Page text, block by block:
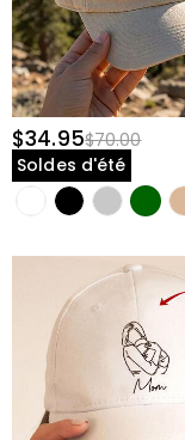
$34.95$70.00
Soldes d'été